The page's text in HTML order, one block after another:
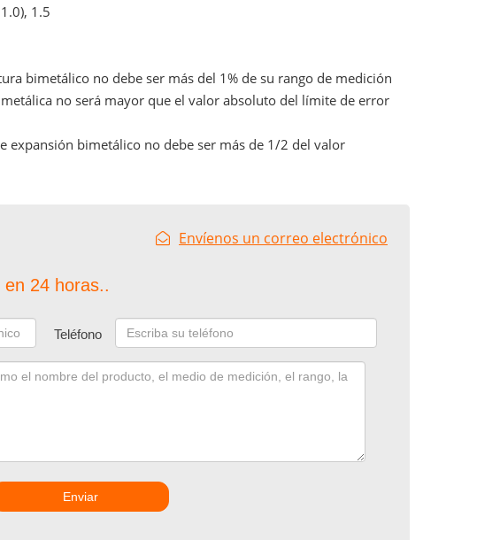
1.5
bimetálico no debe ser más del 1% de su rango de medición
no será mayor que el valor absoluto del límite de error
expansión bimetálico no debe ser más de 1/2 del valor
Envíenos un correo electrónico
24 horas..
Teléfono
Enviar